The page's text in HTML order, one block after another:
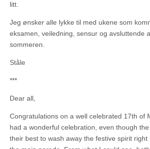
litt.
Jeg ønsker alle lykke til med ukene som
eksamen, veiledning, sensur og avsluttende
sommeren.
Ståle
***
Dear all,
Congratulations on a well celebrated 17th of
had a wonderful celebration, even though
their best to wash away the festive spirit right